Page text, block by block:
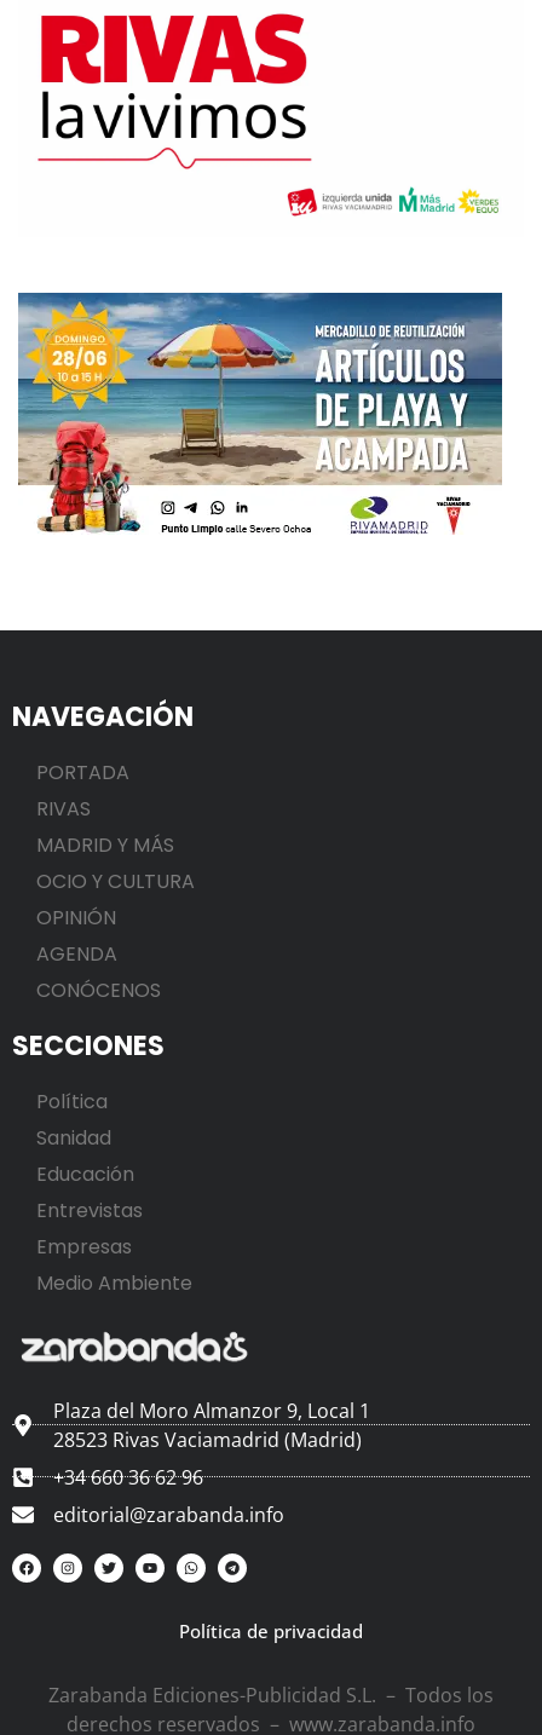
NAVEGACIÓN
PORTADA
RIVAS
MADRID Y MÁS
OCIO Y CULTURA
OPINIÓN
AGENDA
CONÓCENOS
SECCIONES
Política
Sanidad
Educación
Entrevistas
Empresas
Medio Ambiente
Plaza del Moro Almanzor 9, Local 1
28523 Rivas Vaciamadrid (Madrid)
+34 660 36 62 96
editorial@zarabanda.info
Política de privacidad
Zarabanda Ediciones-Publicidad S.L. – Todos los
derechos reservados – www.zarabanda.info